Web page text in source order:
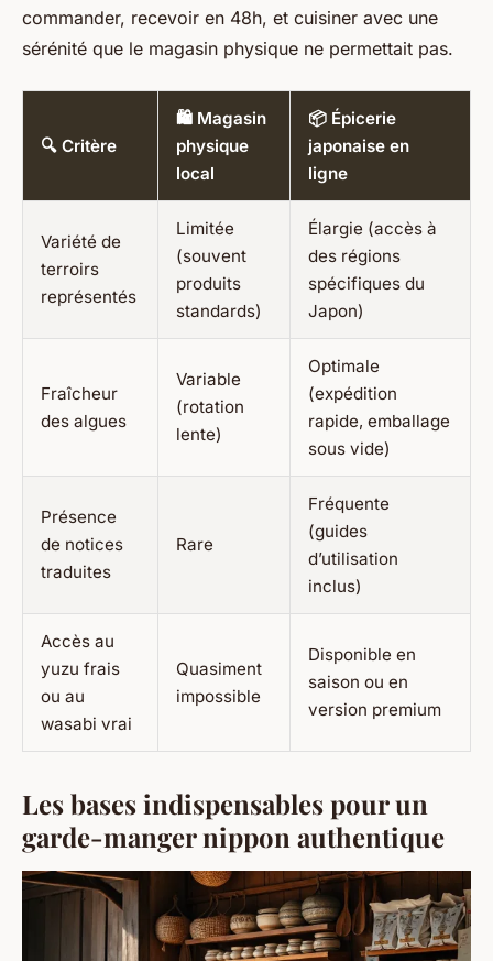
commander, recevoir en 48h, et cuisiner avec une
sérénité que le magasin physique ne permettait pas.
🔍 Critère
🛍️ Magasin
physique
local
📦 Épicerie
japonaise en
ligne
Variété de
terroirs
représentés
Limitée
(souvent
produits
standards)
Élargie (accès à
des régions
spécifiques du
Japon)
Fraîcheur
des algues
Variable
(rotation
lente)
Optimale
(expédition
rapide, emballage
sous vide)
Présence
de notices
traduites
Rare
Fréquente
(guides
d’utilisation
inclus)
Accès au
yuzu frais
ou au
wasabi vrai
Quasiment
impossible
Disponible en
saison ou en
version premium
Les bases indispensables pour un
garde-manger nippon authentique